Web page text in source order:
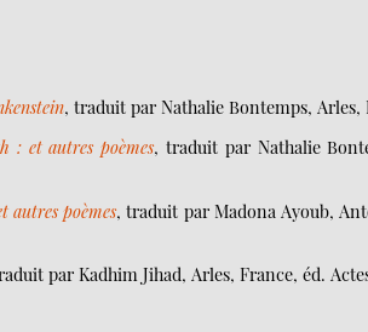
, traduit par Nathalie Bontemps,
: et autres poèmes, traduit par Nathalie
autres poèmes, traduit par Madona Ayoub,
par Kadhim Jihad, Arles, France, éd.